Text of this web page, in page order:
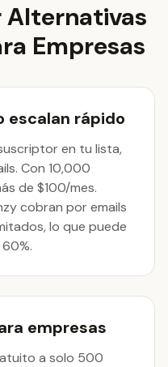
Alternativas
Empresas
escalan rápido
en tu lista,
Con 10,000
de $100/mes.
cobran por emails
lo que puede
empresas
a solo 500